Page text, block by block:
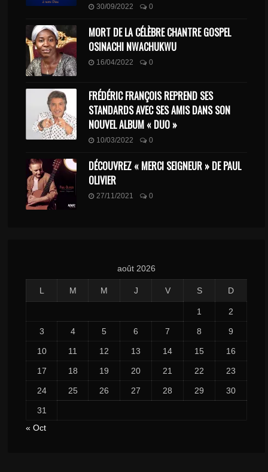
30/09/2022 0
MORT DE LA CÉLÈBRE CHANTRE GOSPEL
OSINACHI NWACHUKWU
16/04/2022 0
FRÉDÉRIC FRANÇOIS REPREND SES
STANDARDS AVEC SES AMIS DANS SON
NOUVEL ALBUM « DUO »
10/03/2022 0
DÉCOUVREZ « MERCI SEIGNEUR » DE PAUL
OLIVIER
27/11/2021 0
août 2026
L M M J V S D
1 2
3 4 5 6 7 8 9
10 11 12 13 14 15 16
17 18 19 20 21 22 23
24 25 26 27 28 29 30
31
« Oct